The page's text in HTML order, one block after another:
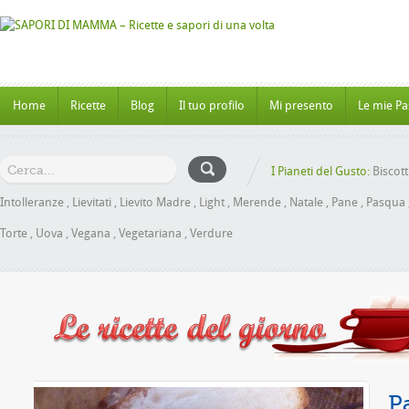
Home Ricette Blog Il tuo profilo Mi presento Le mie
I Pianeti del Gusto:
Intolleranze , Lievitati , Lievito Madre , Light , Merende , Natale , Pane , Pasqua
Torte , Uova , Vegana , Vegetariana , Verdure
senza